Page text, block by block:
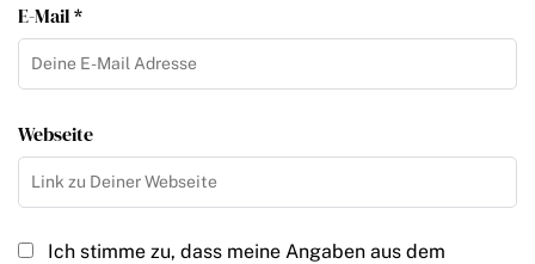
E-Mail *
Webseite
Ich stimme zu, dass meine Angaben aus dem